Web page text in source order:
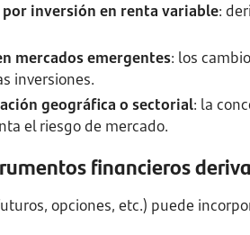
por inversión en renta variable:
mercados emergentes: los
inversiones.
geográfica o sectorial: la
el riesgo de mercado.
financieros
opciones, etc.) puede